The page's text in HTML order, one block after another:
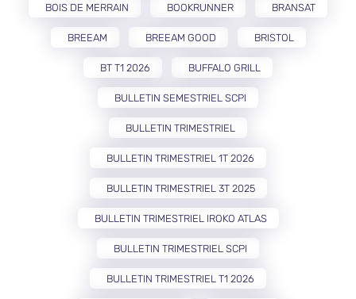
BOIS DE MERRAIN BOOKRUNNER BRANSAT
BREEAM BREEAM GOOD BRISTOL
BT T1 2026 BUFFALO GRILL
BULLETIN SEMESTRIEL SCPI
BULLETIN TRIMESTRIEL
BULLETIN TRIMESTRIEL 1T 2026
BULLETIN TRIMESTRIEL 3T 2025
BULLETIN TRIMESTRIEL IROKO ATLAS
BULLETIN TRIMESTRIEL SCPI
BULLETIN TRIMESTRIEL T1 2026